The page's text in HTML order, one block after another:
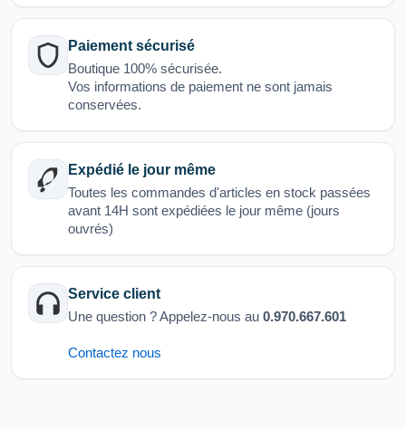
Paiement sécurisé
Boutique 100% sécurisée.
Vos informations de paiement ne sont jamais
conservées.
Expédié le jour même
Toutes les commandes d'articles en stock passées
avant 14H sont expédiées le jour même (jours
ouvrés)
Service client
Une question ? Appelez-nous au 0.970.667.601
Contactez nous